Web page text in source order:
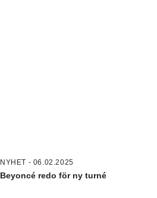
NYHET - 06.02.2025
Beyoncé redo för ny turné